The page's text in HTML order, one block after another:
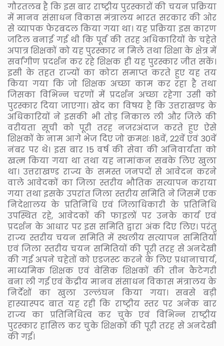
गौरतलब है कि इस बार राष्ट्रीय पुरस्कारों की चयन प्रक्रिया
में मानव संसाधन विकास मंत्रालय भारत सरकार की ओर
से व्यापक फेरबदल किया गया था। यह प्रक्रिया इस कारण
जटिल बनाई गई थी कि पूर्व की तरह अधिकारियों के चहेते
अपात्र शिक्षकों को यह पुरस्कार न मिले तथा शिक्षा के क्षेत्र में
सर्वांगीण प्रदर्शन कर रहे शिक्षक ही यह पुरस्कार जीत सकें।
इसी के तहत राज्यों का कोटा समाप्त करते हुए यह तय
किया गया कि जो शिक्षक अच्छा काम कर रहा है तथा
जिसका विभिन्न चरणों में प्रदर्शन अच्छा रहेगा उसी को
पुरस्कार दिया जाएगा। खेद का विषय है कि उत्तराखण्ड के
अधिकारियों ने इसकी भी तोड़ निकाल ली और जिले की
वरीयता सूची को पूरी तरह नजरअंदाज करते हुए ऐसे
शिक्षकों के नाम आगे भेज दिए जो क्रमशः 18वें, 22वें एवं 30वें
नंबर पर थे। इस बार 15 वर्ष की सेवा की अनिवार्यता को
खत्म किया गया था तथा यह नामांकन सबके लिए खुला
था। उत्तराखण्ड राज्य के समस्त जनपदों से आवेदन करने
वाले आवेदकों का जिला स्तरीय भौतिक सत्यापन कराया
गया तथा इसके उपरांत जिला स्तरीय समिति ने जिसमें एक
निदेशालय के प्रतिनिधि एवं जिलाधिकारी के प्रतिनिधि
उपस्थित रहे, आवेदकों की फाइलों पर उनके कार्य एवं
प्रदर्शन के आधार पर इस समिति द्वारा अंक दिए लिए। परंतु
राज्य स्तरीय चयन समिति में स्थलीय सत्यापन समितियों
एवं जिला स्तरीय चयन समितियों की पूरी तरह से अनदेखी
की गई अपने चहेतों को एडजस्ट करने के लिए प्रधानाचार्य,
माध्यमिक शिक्षक एवं बेसिक शिक्षकों की तीन कैटेगरी
बना ली गई एवं केंद्रीय मानव संसाधन विकास मंत्रालय के
निर्देशों का खुला उल्लंघन किया गया। सबसे बड़ी
हास्यास्पद बात यह रही कि राष्ट्रीय स्तर पर अनेक बार
राज्य का प्रतिनिधित्व कर चुके एवं विभिन्न राष्ट्रीय
पुरस्कार हासिल कर चुके शिक्षकों की पूरी तरह से अनदेखी
की गई।